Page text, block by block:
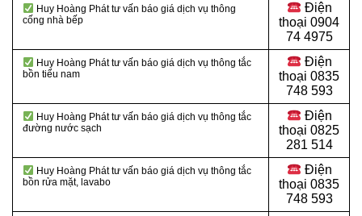
Huy Hoàng Phát tư vấn báo giá dịch vụ thông
cống nhà bếp
Điện
thoại 0904
74 4975
Huy Hoàng Phát tư vấn báo giá dịch vụ thông tắc
bồn tiểu nam
Điện
thoại 0835
748 593
Huy Hoàng Phát tư vấn báo giá dịch vụ thông tắc
đường nước sạch
Điện
thoại 0825
281 514
Huy Hoàng Phát tư vấn báo giá dịch vụ thông tắc
bồn rửa mặt, lavabo
Điện
thoại 0835
748 593